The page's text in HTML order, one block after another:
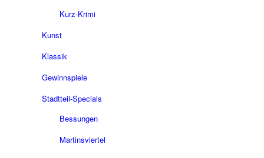
Kurz-Krimi
Kunst
Klassik
Gewinnspiele
Stadtteil-Specials
Bessungen
Martinsviertel